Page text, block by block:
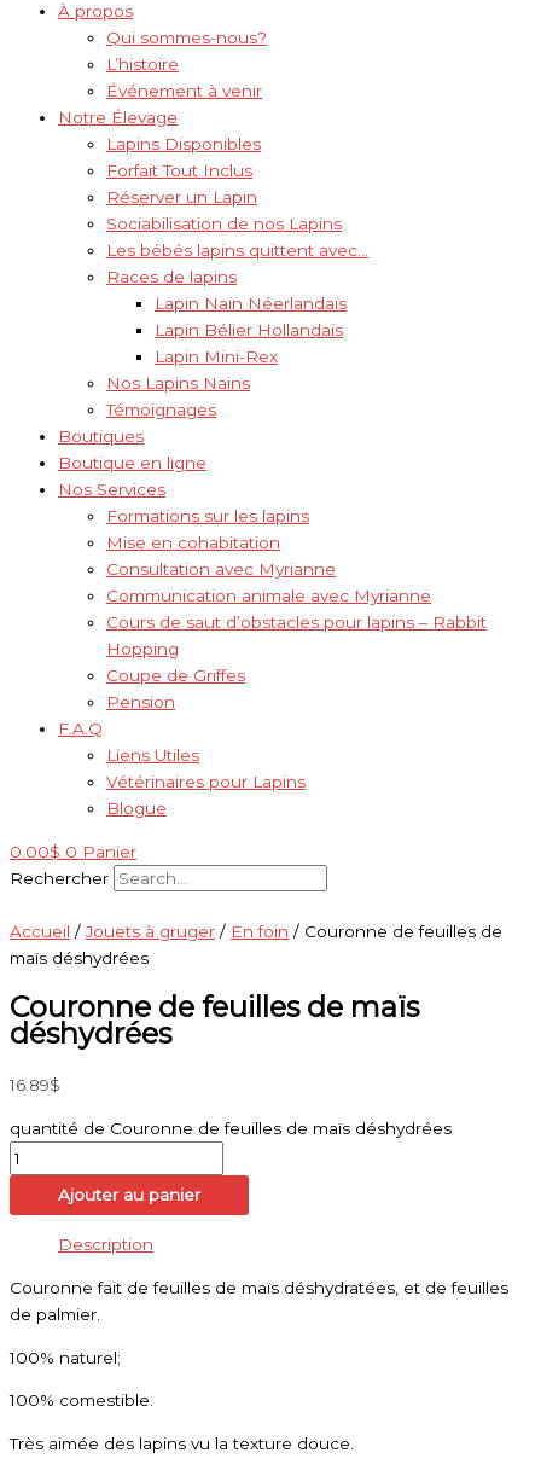
À propos
Qui sommes-nous?
L’histoire
Événement à venir
Notre Élevage
Lapins Disponibles
Forfait Tout Inclus
Réserver un Lapin
Sociabilisation de nos Lapins
Les bébés lapins quittent avec…
Races de lapins
Lapin Nain Néerlandais
Lapin Bélier Hollandais
Lapin Mini-Rex
Nos Lapins Nains
Témoignages
Boutiques
Boutique en ligne
Nos Services
Formations sur les lapins
Mise en cohabitation
Consultation avec Myrianne
Communication animale avec Myrianne
Cours de saut d’obstacles pour lapins – Rabbit
Hopping
Coupe de Griffes
Pension
F.A.Q
Liens Utiles
Vétérinaires pour Lapins
Blogue
0.00$ 0 Panier
Rechercher
Accueil /Jouets à gruger / En foin / Couronne de feuilles de
maïs déshydrées
Couronne de feuilles de maïs
déshydrées
16.89$
quantité de Couronne de feuilles de maïs déshydrées
Ajouter au panier
Description
Couronne fait de feuilles de maïs déshydratées, et de feuilles
de palmier.
100% naturel;
100% comestible.
Très aimée des lapins vu la texture douce.